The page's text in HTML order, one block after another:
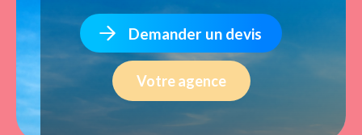
Demander un devis
Votre agence